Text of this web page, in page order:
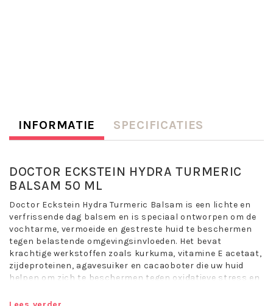
INFORMATIE SPECIFICATIES
DOCTOR ECKSTEIN HYDRA TURMERIC
BALSAM 50 ML
Doctor Eckstein Hydra Turmeric Balsam is een lichte en
verfrissende dag balsem en is speciaal ontworpen om de
vochtarme, vermoeide en gestreste huid te beschermen
tegen belastende omgevingsinvloeden. Het bevat
krachtige werkstoffen zoals kurkuma, vitamine E acetaat,
zijdeproteinen, agavesuiker en cacaoboter die uw huid
helpen om zich te beschermen tegen oxidatieve stress en